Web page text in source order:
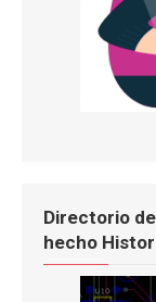
Directorio
hecho